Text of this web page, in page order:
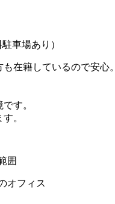
車場あり）
在籍しているので安心。
す。
。
囲
オフィス